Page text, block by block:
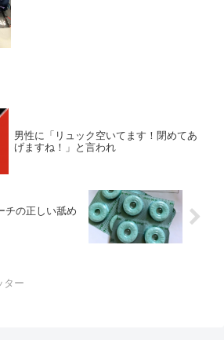
男性に「リュック空いてます！閉めてあ
げますね！」と言われ
チの正しい舐め
ター